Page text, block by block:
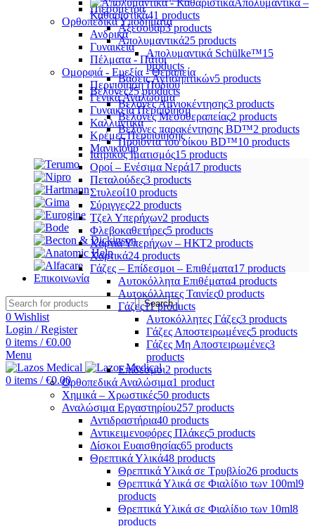
Πιεσόμετρα
Ορθοπεδικά Υποδήματα
Ανδρικά
Γυναικεία
Πέλματα - Πάτοι
Ομορφιά - Ευεξία - Θεραπεία
Περιποίηση Ποδιού
Γενικά Αναλώσιμα
Γυναικεία Περιποίηση
Καλλυντικά
Κρέμες Περιποίησης
Μανικιούρ
Επικοινωνία
Search
0 Wishlist
Login / Register
0 items / €0.00
Menu
0 items / €0.00
Καθαριστικά41 products
Αξεσουάρ3 products
Απολυμαντικά25 products
Απολυμαντικά Schülke™15
products
Βάσεις Αντισηπτικών5 products
Βελόνες25 products
Βελόνες Αμνιοκέντησης3 products
Βελόνες Μεσοθεραπείας2 products
Βελόνες παρακέντησης BD™2 products
Προϊόντα του οίκου BD™10 products
Ιατρικός Ιματισμός15 products
Οροί – Ενέσιμα Νερά17 products
Πεταλούδες3 products
Στυλεοί10 products
Σύριγγες22 products
Τζελ Υπερήχων2 products
Φλεβοκαθετήρες5 products
Χαρτιά Υπερήχων – ΗΚΤ2 products
Χαρτικά24 products
Γάζες – Επίδεσμοι – Επιθέματα17 products
Αυτοκόλλητα Επιθέματα4 products
Αυτοκόλλητες Ταινίες0 products
Γάζες11 products
Αυτοκόλλητες Γάζες3 products
Γάζες Αποστειρωμένες5 products
Γάζες Μη Αποστειρωμένες3
products
Επίδεσμοι2 products
Ορθοπεδικά Αναλώσιμα1 product
Χημικά – Χρωστικές50 products
Αναλώσιμα Εργαστηρίου257 products
Αντιδραστήρια40 products
Αντικειμενοφόρες Πλάκες5 products
Δίσκοι Ευαισθησίας65 products
Θρεπτικά Υλικά48 products
Θρεπτικά Υλικά σε Τρυβλίο26 products
Θρεπτικά Υλικά σε Φιαλίδιο των 100ml9
products
Θρεπτικά Υλικά σε Φιαλίδιο των 10ml8
products